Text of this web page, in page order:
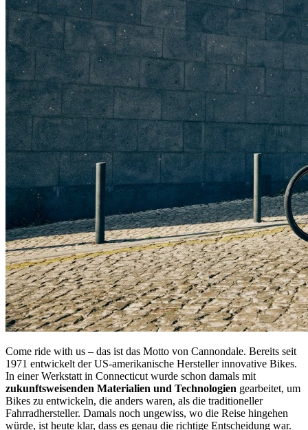
Come ride with us – das ist das Motto von Cannondale. Bereits seit
1971 entwickelt der US-amerikanische Hersteller innovative Bikes.
In einer Werkstatt in Connecticut wurde schon damals mit
zukunftsweisenden Materialien und Technologien gearbeitet, um
Bikes zu entwickeln, die anders waren, als die traditioneller
Fahrradhersteller. Damals noch ungewiss, wo die Reise hingehen
würde, ist heute klar, dass es genau die richtige Entscheidung war.